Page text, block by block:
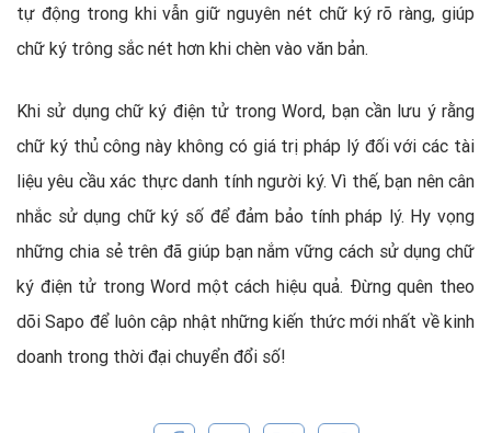
tự động trong khi vẫn giữ nguyên nét chữ ký rõ ràng, giúp
chữ ký trông sắc nét hơn khi chèn vào văn bản.
Khi sử dụng chữ ký điện tử trong Word, bạn cần lưu ý rằng
chữ ký thủ công này không có giá trị pháp lý đối với các tài
liệu yêu cầu xác thực danh tính người ký. Vì thế, bạn nên cân
nhắc sử dụng chữ ký số để đảm bảo tính pháp lý. Hy vọng
những chia sẻ trên đã giúp bạn nắm vững cách sử dụng chữ
ký điện tử trong Word một cách hiệu quả. Đừng quên theo
dõi Sapo để luôn cập nhật những kiến thức mới nhất về kinh
doanh trong thời đại chuyển đổi số!